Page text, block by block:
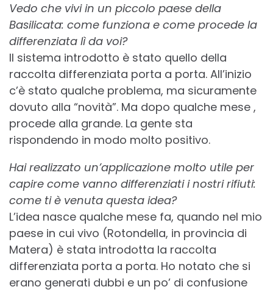
Vedo che vivi in un piccolo paese della
Basilicata: come funziona e come procede la
differenziata lì da voi?
Il sistema introdotto è stato quello della
raccolta differenziata porta a porta. All’inizio
c’è stato qualche problema, ma sicuramente
dovuto alla “novità”. Ma dopo qualche mese ,
procede alla grande. La gente sta
rispondendo in modo molto positivo.
Hai realizzato un’applicazione molto utile per
capire come vanno differenziati i nostri rifiuti:
come ti è venuta questa idea?
L’idea nasce qualche mese fa, quando nel mio
paese in cui vivo (Rotondella, in provincia di
Matera) è stata introdotta la raccolta
differenziata porta a porta. Ho notato che si
erano generati dubbi e un po’ di confusione